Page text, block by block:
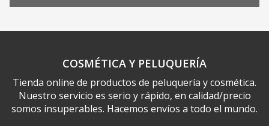
COSMÉTICA Y PELUQUERÍA
Tienda online de productos de peluquería y cosmética.
Nuestro servicio es serio y rápido, en calidad/precio
somos insuperables. Hacemos envíos a todo el mundo.